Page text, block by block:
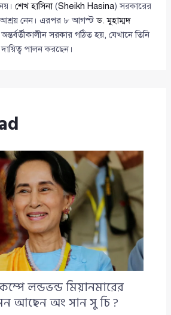
শেখ হাসিনা(Sheikh Hasina) সরকারের
আশ্রয় নেন। এরপর ৮ আগস্টড. মুহাম্মদ
সরকার গঠিত হয়, যেখানে তিনি
দায়িত্ব পালন করছেন।
লন্ডভন্ড মিয়ানমারের
আছেন অং সান সু চি ?